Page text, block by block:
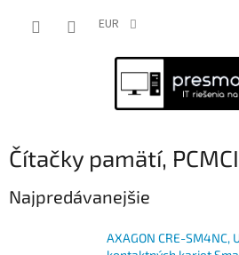
EUR
Čítačky pamätí,
Najpredávanejšie
AXAGON CRE-SM4NC,